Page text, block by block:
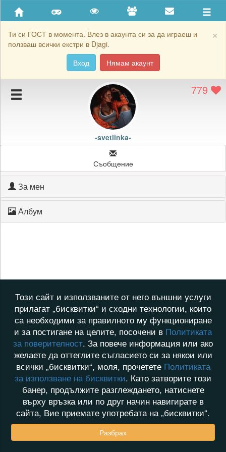
×
Ти си ГОСТ в момента. Влез в акаунта си за да играеш и
ползваш всички екстри в Djagi.
Вход
Нямам акаунт
Приятели
Хронология на игри
Подаръците на -svetlinka-
Картичките на -svetlinka-
779
-svetlinka-
Съобщение
За мен
Албум
Този сайт и използваните от него външни услуги
прилагат „бисквитки“ и сходни технологии, които
са необходими за правилното му функциониране
и за постигане на целите, посочени в Политиката
за поверителност. За повече информация или ако
желаете да оттеглите съгласието си за някои или
всички „бисквитки“, моля, прочетете Политиката
за използване на бисквитки. Като затворите този
банер, продължите разглеждането, натиснете
върху връзка или по друг начин навигирате в
сайта, Вие приемате употребата на „бисквитки“.
Разбрах